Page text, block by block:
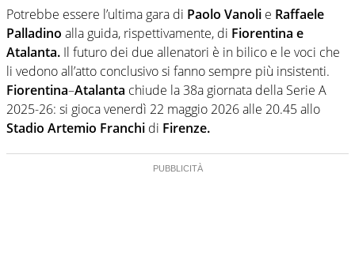
appassionato su tutto il mondo dello sport. Calcio,
calciomercato, F1, Motomondiale ma anche tennis,
volley, basket: su Virgilio Sport i tifosi e gli appassionati
sanno che troveranno sempre copertura completa e
zero faziosità. La squadra di Virgilio Sport è formata da
giornalisti ed esperti di sport abili sia nel gioco di
rimessa quando intercettano le notizie e le rilanciano
verso la rete, sia nella costruzione dal basso quando
creano contenuti 100% originali ed esclusivi.
Potrebbe essere l’ultima gara di Paolo Vanoli e Raffaele
Palladino alla guida, rispettivamente, di Fiorentina e
Atalanta. Il futuro dei due allenatori è in bilico e le voci che
li vedono all’atto conclusivo si fanno sempre più insistenti.
Fiorentina–Atalanta chiude la 38a giornata della Serie A
2025-26: si gioca venerdì 22 maggio 2026 alle 20.45 allo
Stadio Artemio Franchi di Firenze.